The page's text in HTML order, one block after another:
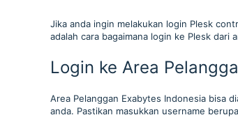
Jika anda ingin melakukan login Plesk
adalah cara bagaimana login ke Plesk dari
Login ke Area
Area Pelanggan Exabytes Indonesia bisa
anda. Pastikan masukkan username